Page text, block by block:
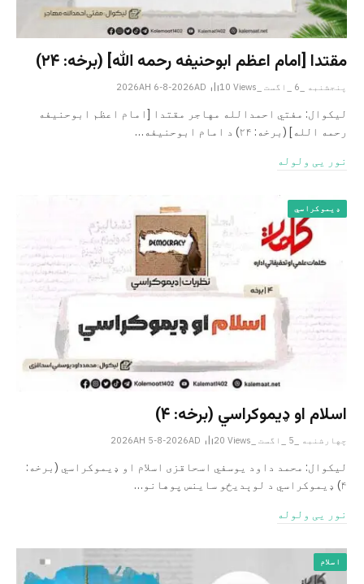
مقتدا [امام اعظم ابوحنیفه رحمه الله‎] (برخه: ۲۴)
پنجشنبه _6 _اگست _2026AH 6-8-2026AD 10 Views
لیکوال: مفتي احمدالله مهاجر مقتدا [امام اعظم ابوحنیفه
رحمه الله‎] (برخه: ۲۴) د امام ابوحنيفه…
نور یی ولوله
ډیموکراسي
اسلام او ډیموکراسي (برخه: ۴)
چهارشنبه _5 _اگست _2026AH 5-8-2026AD 20 Views
لیکوال: محمد داود یوسفي اسحاقزی اسلام او ډیموکراسي (برخه:
۴) ډیموکراسي د لوېدیځو ساینس پوهانو…
نور یی ولوله
اسلام